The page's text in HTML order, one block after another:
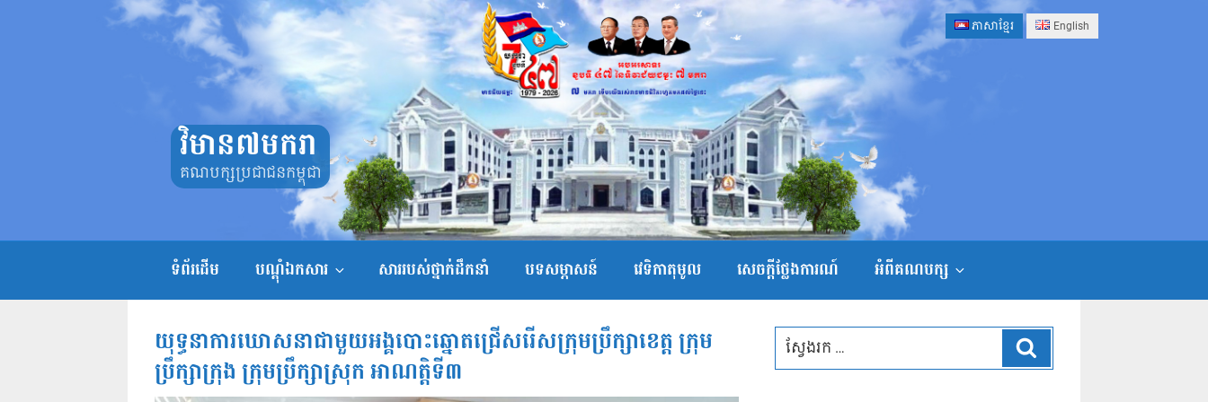
ភាសាខ្មែរ English
វិមាន៧មករា
គណបក្សប្រជាជនកម្ពុជា
ទំព័រដើម បណ្តុំឯកសារ សាររបស់ថ្នាក់ដឹកនាំ បទសម្ភាសន៍ វេទិកាតុមូល សេចក្ដីថ្លែងការណ៍ អំពីគណបក្ស
យុទ្ធនាការឃោសនាជាមួយអង្គបោះឆ្នោតជ្រើសរើសក្រុមប្រឹក្សាខេត្ត ក្រុម
ប្រឹក្សាក្រុង ក្រុមប្រឹក្សាស្រុក អាណត្តិទី៣